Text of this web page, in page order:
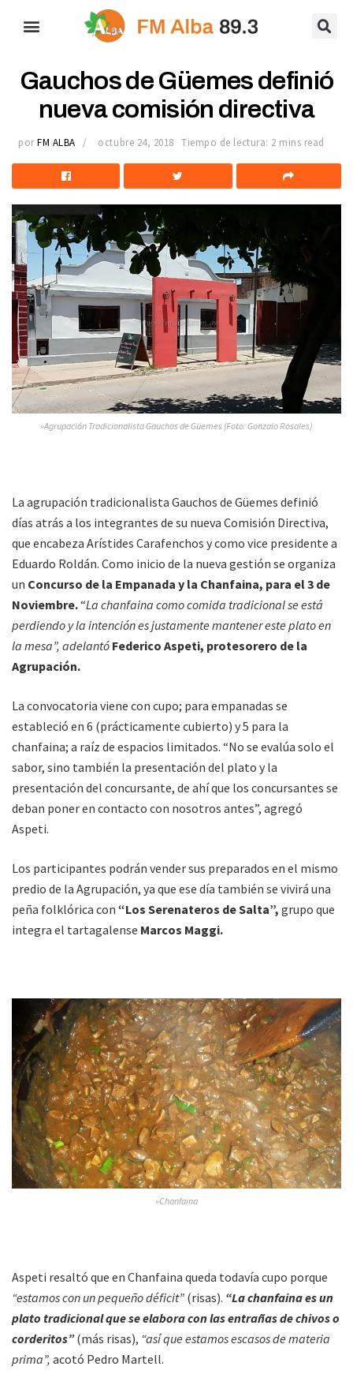
Gauchos de Güemes definió
nueva comisión directiva
por FM ALBA octubre 24, 2018 Tiempo de lectura: 2 mins read
»Agrupación Tradicionalista Gauchos de Güemes (Foto: Gonzalo Rosales)
La agrupación tradicionalista Gauchos de Güemes definió
días atrás a los integrantes de su nueva Comisión Directiva,
que encabeza Arístides Carafenchos y como vice presidente a
Eduardo Roldán. Como inicio de la nueva gestión se organiza
un Concurso de la Empanada y la Chanfaina, para el 3 de
Noviembre.“La chanfaina como comida tradicional se está
perdiendo y la intención es justamente mantener este plato en
la mesa”, adelantó Federico Aspeti, protesorero de la
Agrupación.
La convocatoria viene con cupo; para empanadas se
estableció en 6 (prácticamente cubierto) y 5 para la
chanfaina; a raíz de espacios limitados. “No se evalúa solo el
sabor, sino también la presentación del plato y la
presentación del concursante, de ahí que los concursantes se
deban poner en contacto con nosotros antes”, agregó
Aspeti.
Los participantes podrán vender sus preparados en el mismo
predio de la Agrupación, ya que ese día también se vivirá una
peña folklórica con “Los Serenateros de Salta”, grupo que
integra el tartagalense Marcos Maggi.
»Chanfaina
Aspeti resaltó que en Chanfaina queda todavía cupo porque
“estamos con un pequeño déficit” (risas). “La chanfaina es un
plato tradicional que se elabora con las entrañas de chivos o
corderitos” (más risas), “así que estamos escasos de materia
prima”, acotó Pedro Martell.